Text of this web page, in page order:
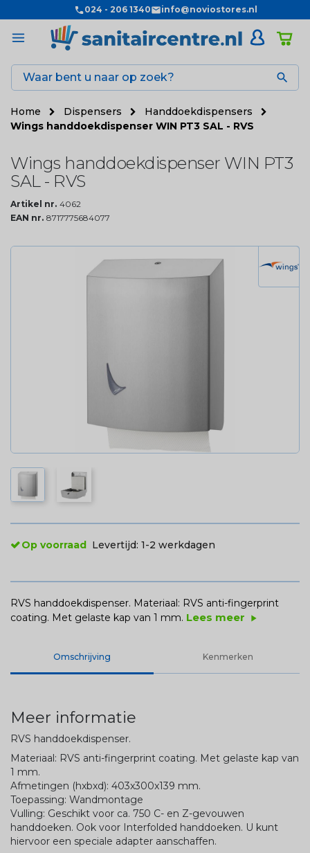
024 - 206 1340 info@noviostores.nl

Home Dispensers
Handdoekdispensers
Wings handdoekdispenser WIN PT3 SAL - RVS
Wings handdoekdispenser WIN PT3
SAL - RVS
Artikel nr. 4062
EAN nr. 8717775684077
Op voorraad Levertijd: 1-2 werkdagen
RVS handdoekdispenser. Materiaal: RVS anti-fingerprint
coating. Met gelaste kap van 1 mm. Lees meer play_arrow
Omschrijving Kenmerken
Meer informatie
RVS handdoekdispenser.
Materiaal: RVS anti-fingerprint coating. Met gelaste kap van
1 mm.
Afmetingen (hxbxd): 403x300x139 mm.
Toepassing: Wandmontage
Vulling: Geschikt voor ca. 750 C- en Z-gevouwen
handdoeken. Ook voor Interfolded handdoeken. U kunt
hiervoor een speciale adapter aanschaffen.